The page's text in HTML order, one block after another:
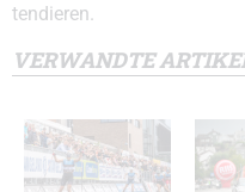
tendieren.
VERWANDTE